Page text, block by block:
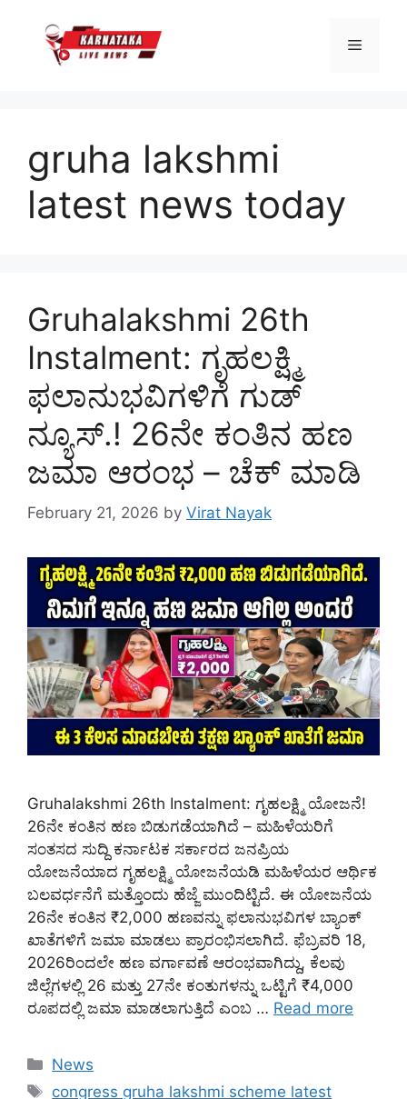
content
Menu
gruha lakshmi
latest news today
Gruhalakshmi 26th
Instalment: ಗೃಹಲಕ್ಷ್ಮಿ
ಫಲಾನುಭವಿಗಳಿಗೆ ಗುಡ್
ನ್ಯೂಸ್.! 26ನೇ ಕಂತಿನ ಹಣ
ಜಮಾ ಆರಂಭ – ಚೆಕ್ ಮಾಡಿ
February 21, 2026 by Virat Nayak
Gruhalakshmi 26th Instalment: ಗೃಹಲಕ್ಷ್ಮಿ ಯೋಜನೆ!
26ನೇ ಕಂತಿನ ಹಣ ಬಿಡುಗಡೆಯಾಗಿದೆ – ಮಹಿಳೆಯರಿಗೆ
ಸಂತಸದ ಸುದ್ದಿ ಕರ್ನಾಟಕ ಸರ್ಕಾರದ ಜನಪ್ರಿಯ
ಯೋಜನೆಯಾದ ಗೃಹಲಕ್ಷ್ಮಿ ಯೋಜನೆಯಡಿ ಮಹಿಳೆಯರ ಆರ್ಥಿಕ
ಬಲವರ್ಧನೆಗೆ ಮತ್ತೊಂದು ಹೆಜ್ಜೆ ಮುಂದಿಟ್ಟಿದೆ. ಈ ಯೋಜನೆಯ
26ನೇ ಕಂತಿನ ₹2,000 ಹಣವನ್ನು ಫಲಾನುಭವಿಗಳ ಬ್ಯಾಂಕ್
ಖಾತೆಗಳಿಗೆ ಜಮಾ ಮಾಡಲು ಪ್ರಾರಂಭಿಸಲಾಗಿದೆ. ಫೆಬ್ರವರಿ 18,
2026ರಿಂದಲೇ ಹಣ ವರ್ಗಾವಣೆ ಆರಂಭವಾಗಿದ್ದು, ಕೆಲವು
ಜಿಲ್ಲೆಗಳಲ್ಲಿ 26 ಮತ್ತು 27ನೇ ಕಂತುಗಳನ್ನು ಒಟ್ಟಿಗೆ ₹4,000
ರೂಪದಲ್ಲಿ ಜಮಾ ಮಾಡಲಾಗುತ್ತಿದೆ ಎಂಬ … Read more
Categories
News
Tags
congress gruha lakshmi scheme latest